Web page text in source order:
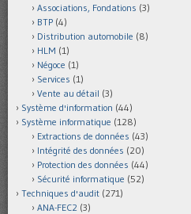
Associations, Fondations (3)
BTP (4)
Distribution automobile (8)
HLM (1)
Négoce (1)
Services (1)
Vente au détail (3)
Système d'information (44)
Système informatique (128)
Extractions de données (43)
Intégrité des données (20)
Protection des données (44)
Sécurité informatique (52)
Techniques d'audit (271)
ANA-FEC2 (3)